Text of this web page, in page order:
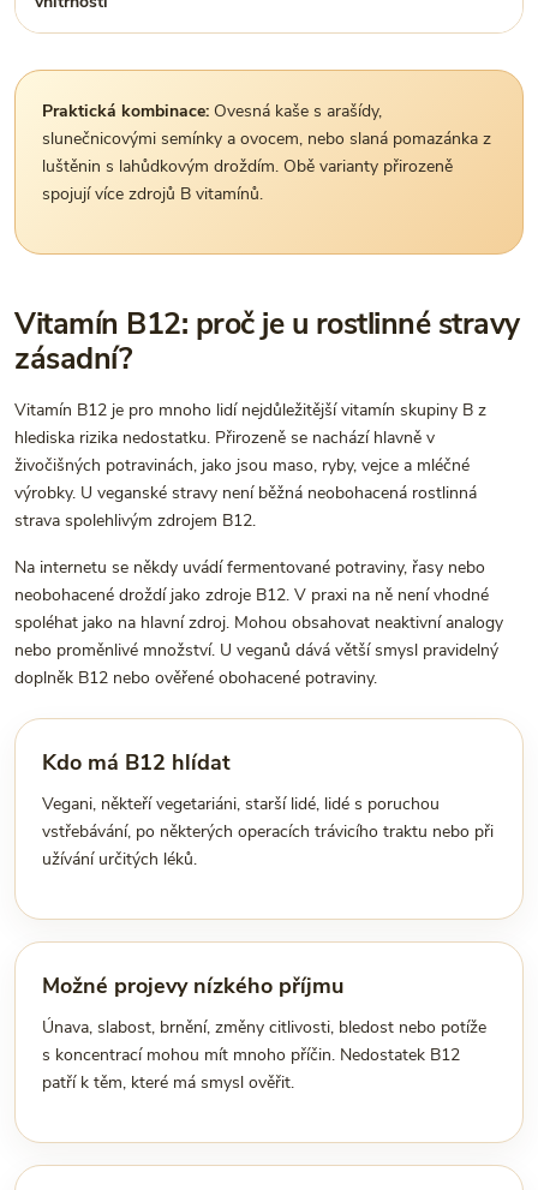
Praktická kombinace: Ovesná kaše s arašídy,
slunečnicovými semínky a ovocem, nebo slaná pomazánka z
luštěnin s lahůdkovým droždím. Obě varianty přirozeně
spojují více zdrojů B vitamínů.
Vitamín B12: proč je u rostlinné stravy
zásadní?
Vitamín B12 je pro mnoho lidí nejdůležitější vitamín skupiny B z
hlediska rizika nedostatku. Přirozeně se nachází hlavně v
živočišných potravinách, jako jsou maso, ryby, vejce a mléčné
výrobky. U veganské stravy není běžná neobohacená rostlinná
strava spolehlivým zdrojem B12.
Na internetu se někdy uvádí fermentované potraviny, řasy nebo
neobohacené droždí jako zdroje B12. V praxi na ně není vhodné
spoléhat jako na hlavní zdroj. Mohou obsahovat neaktivní analogy
nebo proměnlivé množství. U veganů dává větší smysl pravidelný
doplněk B12 nebo ověřené obohacené potraviny.
Kdo má B12 hlídat
Vegani, někteří vegetariáni, starší lidé, lidé s poruchou
vstřebávání, po některých operacích trávicího traktu nebo při
užívání určitých léků.
Možné projevy nízkého příjmu
Únava, slabost, brnění, změny citlivosti, bledost nebo potíže
s koncentrací mohou mít mnoho příčin. Nedostatek B12
patří k těm, které má smysl ověřit.